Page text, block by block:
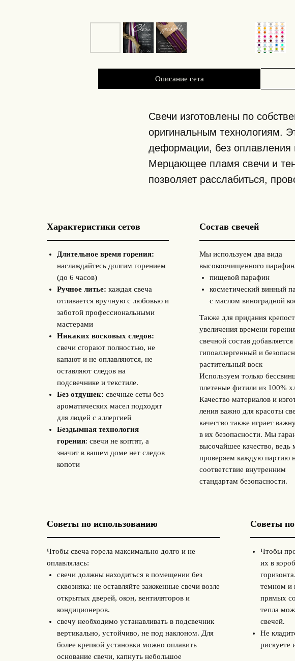
Описание сета
Свечи изготовлены по
оригинальным технологиям.
деформации, без оплавления
Мерцающее пламя свечи и
позволяет расслабиться,
Характеристики сетов
Длительное время горения:
наслаждайтесь долгим горением
(до 6 часов)
Ручное литье: каждая свеча
отливается вручную с любовью и
заботой профессиональными
мастерами
Никаких восковых следов:
свечи сгорают полностью, не
капают и не оплавляются, не
оставляют следов на
подсвечнике и текстиле.
Без отдушек: свечные сеты без
ароматических масел подходят
для людей с аллергией
Бездымная технология
горения: свечи не коптят, а
значит в вашем доме нет следов
копоти
Состав свечей
Мы используем два вида
высокоочищенного
пищевой парафин
косметический винный
с маслом виноградной
Также для придания
увеличения времени
свечной состав добавляется
гипоаллергенный и
растительный воск
Используем только
плетеные фитили из 100%
Качество материалов и
ления важно для красоты
качество также играет
в их безопасности. Мы
высочайшее качество, ведь
проверяем каждую партию
соответствие внутренним
стандартам безопасности.
Советы по использованию
Чтобы свеча горела максимально долго и не
оплавлялась:
свечи должны находиться в помещении без
сквозняка: не оставляйте зажженные свечи возле
открытых дверей, окон, вентиляторов и
кондиционеров.
свечу необходимо устанавливать в подсвечник
вертикально, устойчиво, не под наклоном. Для
более крепкой установки можно оплавить
основание свечи, капнуть небольшое
Советы
Чтобы
их в
темном и
прямых
тепла
свечей.
Не
рискуете